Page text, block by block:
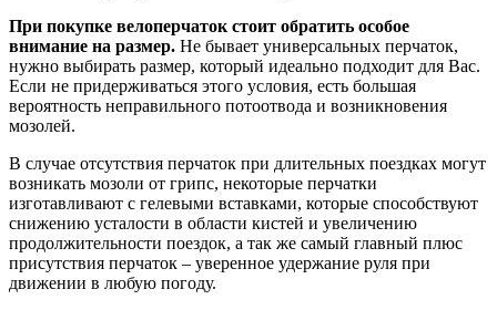
При покупке велоперчаток стоит обратить особое
внимание на размер. Не бывает универсальных перчаток,
нужно выбирать размер, который идеально подходит для Вас.
Если не придерживаться этого условия, есть большая
вероятность неправильного потоотвода и возникновения
мозолей.
В случае отсутствия перчаток при длительных поездках могут
возникать мозоли от грипс, некоторые перчатки
изготавливают с гелевыми вставками, которые способствуют
снижению усталости в области кистей и увеличению
продолжительности поездок, а так же самый главный плюс
присутствия перчаток – уверенное удержание руля при
движении в любую погоду.